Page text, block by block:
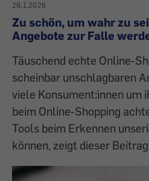
29.1.2026
Zu schön, um wahr zu
Angebote zur Falle
Täuschend echte Online-
scheinbar unschlagbaren
viele Konsument:innen um
beim Online-Shopping
Tools beim Erkennen
können, zeigt dieser